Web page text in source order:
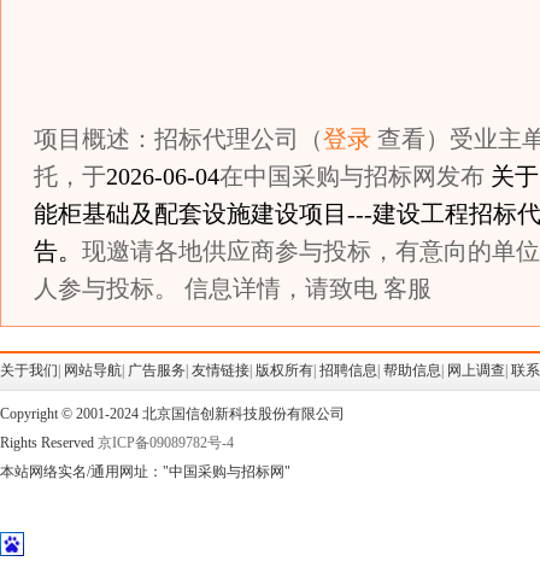
项目概述：招标代理公司（登录 查看）受业主
托，于2026-06-04在中国采购与招标网发布 关
能柜基础及配套设施建设项目---建设工程招标
告。 现邀请各地供应商参与投标，有意向的单
人参与投标。 信息详情，请致电 客服
关于我们 网站导航 广告服务 友情链接 版权所有 招聘信息 帮助信息 网上调查 联
Copyright © 2001-2024 北京国信创新科技股份有限公司
Rights Reserved 京ICP备09089782号-4
本站网络实名/通用网址："中国采购与招标网"